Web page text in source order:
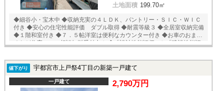
土地面積 199.70㎡
◆細谷小・宝木中 ◆収納充実の４ＬＤＫ、パントリー・ＳＩＣ・ＷＩＣ
付き ◆安心の住宅性能評価 ダブル取得 ◆耐震等級３ ◆全居室収納完備
◆１階和室付き ◆７．５帖洋室は便利なカウンター付き ◆お車のおまと
めなど住宅ローン相談無料受付中！ ◆「設計性能評価」と「建設性能評
値下がり 宇都宮市上戸祭4丁目の新築一戸建て
一戸建て 2,790万円